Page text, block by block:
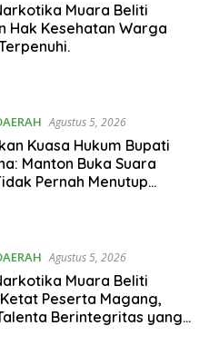
Muara Beliti
Hak Kesehatan Warga
Agustus 5, 2026
Kuasa Hukum Bupati
Manton Buka Suara
Pernah Menutup
Jawab”.
Agustus 5, 2026
Muara Beliti
Peserta Magang,
Berintegritas yang